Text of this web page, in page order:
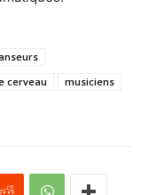
cerveau
musiciens